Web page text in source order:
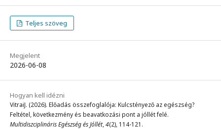
Teljes szöveg
Megjelent
2026-06-08
Hogyan kell idézni
VitraiJ. (2026). Előadás összefoglalója: Kulcstényező az egészség?
Feltétel, következmény és beavatkozási pont a jóllét felé.
Multidiszciplináris Egészség és Jóllét,4(2), 114-121.